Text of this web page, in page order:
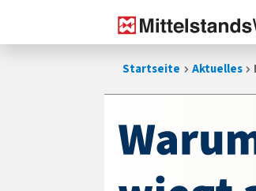
Startseite Aktuelles